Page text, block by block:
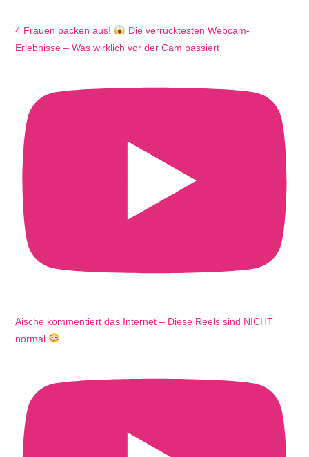
4 Frauen packen aus!
Die verrücktesten Webcam-
Erlebnisse – Was wirklich vor der Cam passiert
Aische kommentiert das Internet – Diese Reels sind NICHT
normal